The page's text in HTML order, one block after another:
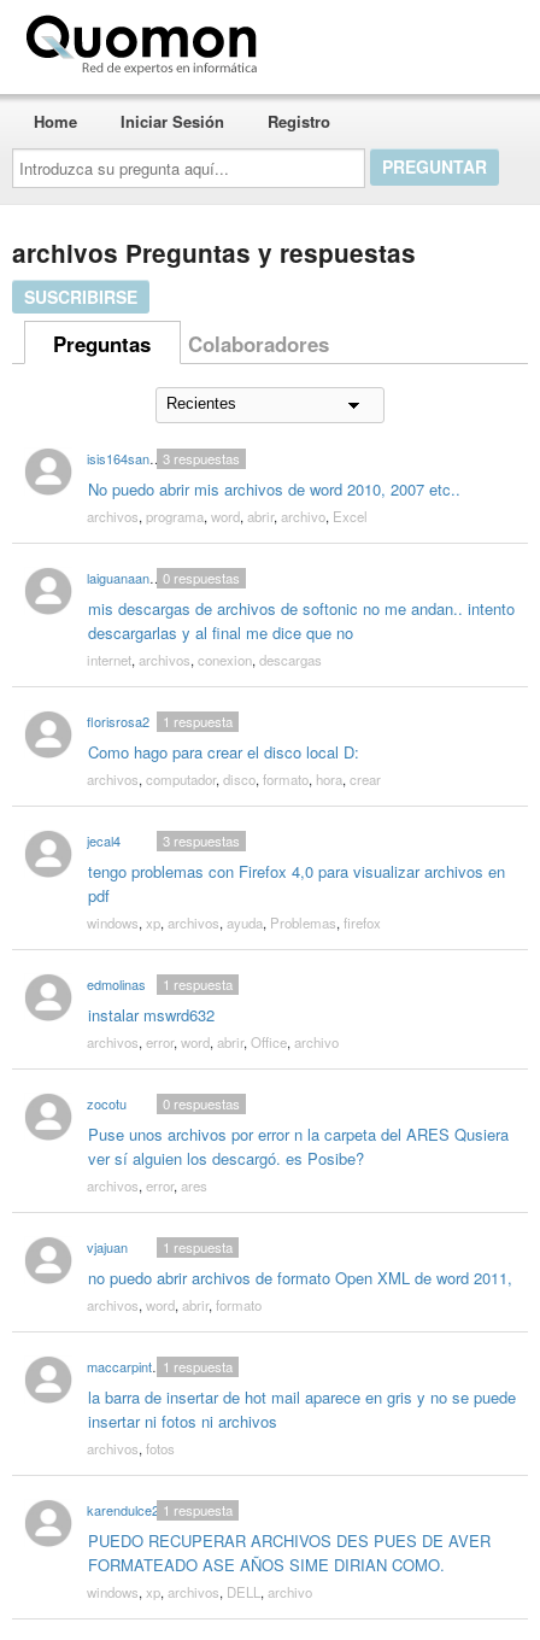
Introduzca
su
pregunta
aquí...
Home Iniciar Sesión Registro
archivos Preguntas y respuestas
SUSCRIBIRSE
Preguntas Colaboradores
isis164sanchez
No puedo abrir mis archivos de word 2010, 2007 etc..
3respuestas
archivos, programa, word, abrir, archivo, Excel
laiguanaandres
mis descargas de archivos de softonic no me andan.. intento
descargarlas y al final me dice que no
0respuestas
internet, archivos, conexion, descargas
florisrosa2
Como hago para crear el disco local D:
1 respuesta
archivos, computador, disco, formato, hora, crear
jecal4
tengo problemas con Firefox 4,0 para visualizar archivos en
pdf
3respuestas
windows, xp, archivos, ayuda, Problemas, firefox
edmolinas
instalar mswrd632
1 respuesta
archivos, error, word, abrir, Office, archivo
zocotu
Puse unos archivos por error n la carpeta del ARES Qusiera
ver sí alguien los descargó. es Posibe?
0respuestas
archivos, error, ares
vjajuan
no puedo abrir archivos de formato Open XML de word 2011,
1 respuesta
archivos, word, abrir, formato
maccarpinteria
la barra de insertar de hot mail aparece en gris y no se puede
insertar ni fotos ni archivos
1 respuesta
archivos, fotos
karendulce20
PUEDO RECUPERAR ARCHIVOS DES PUES DE AVER
FORMATEADO ASE AÑOS SIME DIRIAN COMO.
1 respuesta
windows, xp, archivos, DELL , archivo